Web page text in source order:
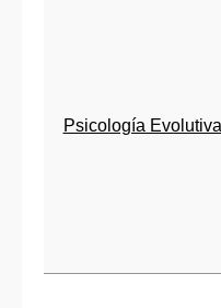
Psicología